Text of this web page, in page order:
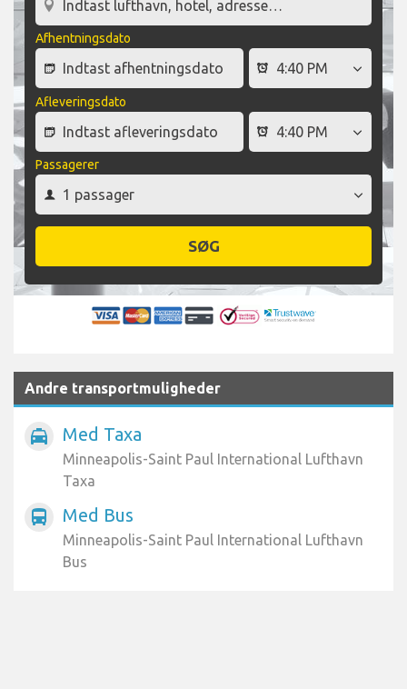
Afhentningsdato
Afleveringsdato
Passagerer
SØG
Andre transportmuligheder
local_taxi Med Taxa
Minneapolis-Saint Paul International Lufthavn
Taxa
directions_bus Med Bus
Minneapolis-Saint Paul International Lufthavn
Bus